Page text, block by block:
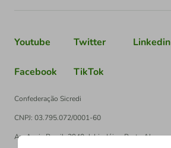
Youtube Twitter Linkedin
Facebook TikTok
Confederação Sicredi
CNPJ: 03.795.072/0001-60
Av. Assis Brasil, 3940, J. Lindóia - Porto Alegre